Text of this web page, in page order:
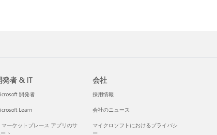
発者 & IT
開発者
Learn
マーケットプレース アプリのサ
ト
会社
採用情報
会社のニュース
マイクロソフトにおけるプライバシ
ー